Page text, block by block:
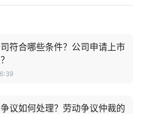
符合哪些条件？公司申请上市
议如何处理？劳动争议仲裁的